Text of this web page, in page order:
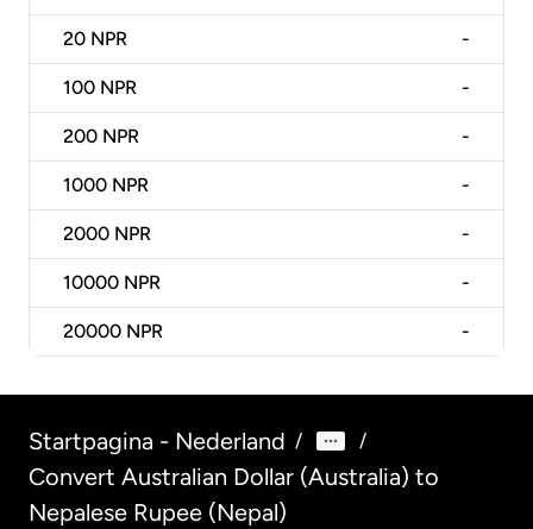
20 NPR -
100 NPR -
200 NPR -
1000 NPR -
2000 NPR -
10000 NPR -
20000 NPR -
Startpagina - Nederland / /
Convert Australian Dollar (Australia) to
Nepalese Rupee (Nepal)